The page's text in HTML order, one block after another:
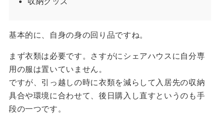
基本的に、自身の身の回り品ですね。
まず衣類は必要です。さすがにシェアハウスに自分専
用の服は置いていません。
ですが、引っ越しの時に衣類を減らして入居先の収納
具合や環境に合わせて、後日購入し直すというのも手
段の一つです。